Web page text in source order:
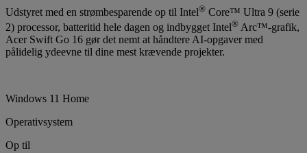
Udstyret med en strømbesparende op til Intel® Core™ Ultra 9 (serie
2) processor, batteritid hele dagen og indbygget Intel® Arc™-grafik,
Acer Swift Go 16 gør det nemt at håndtere AI-opgaver med
pålidelig ydeevne til dine mest krævende projekter.
Windows 11 Home
Operativsystem
Op til